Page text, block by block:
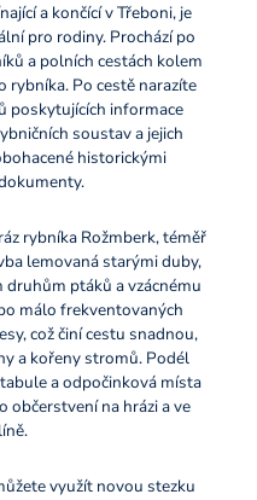
a končící v Třeboni, je
pro rodiny. Prochází po
a polních cestách kolem
rybníka. Po cestě narazíte
poskytujících informace
soustav a jejich
historickými
rybníka Rožmberk, téměř
lemovaná starými duby,
ptáků a vzácnému
málo frekventovaných
což činí cestu snadnou,
a kořeny stromů. Podél
a odpočinková místa
občerstvení na hrázi a ve
využít novou stezku